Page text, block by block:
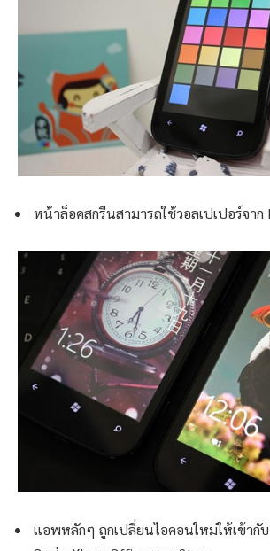
หน้าล็อคสกรีนสามารถใช้วอลเปเปอร์จาก
เเอพหลักๆ ถูกเปลี่ยนไอคอนใหม่ให้เข้ากั